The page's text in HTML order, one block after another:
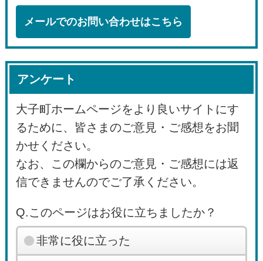
メールでのお問い合わせはこちら
アンケート
大子町ホームページをより良いサイトにす
るために、皆さまのご意見・ご感想をお聞
かせください。
なお、この欄からのご意見・ご感想には返
信できませんのでご了承ください。
Q.このページはお役に立ちましたか？
非常に役に立った